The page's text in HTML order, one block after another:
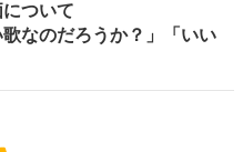
ついて
歌なのだろうか？」「いい